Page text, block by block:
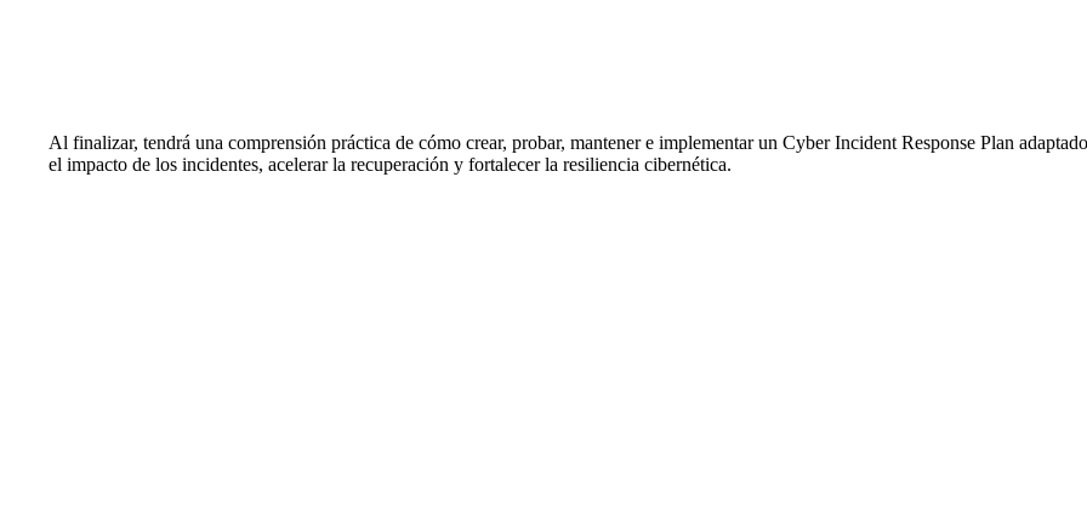
Al finalizar, tendrá una comprensión práctica de cómo crear, probar, mantener e implementar un Cyber Incident Response Plan
el impacto de los incidentes, acelerar la recuperación y fortalecer la resiliencia cibernética.